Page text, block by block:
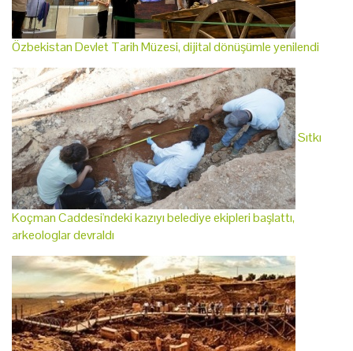
Özbekistan Devlet Tarih Müzesi, dijital dönüşümle yenilendi
Sıtkı
Koçman Caddesi'ndeki kazıyı belediye ekipleri başlattı,
arkeologlar devraldı